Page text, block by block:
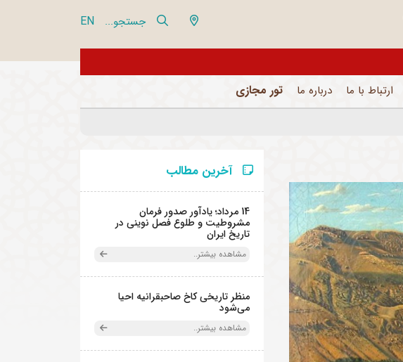
جستجو... EN
از تور مجازی 360 درجه مجموعه فرهنگی تاریخی نیاوران بازدید نمایید
ارتباط با ما درباره ما تور مجازی
آخرین مطالب
14 مرداد؛ یادآور صدور فرمان
مشروطیت و طلوع فصل نوینی در
تاریخ ایران
مشاهده بیشتر..
منظر تاریخی کاخ صاحبقرانیه احیا
می‌شود
مشاهده بیشتر..